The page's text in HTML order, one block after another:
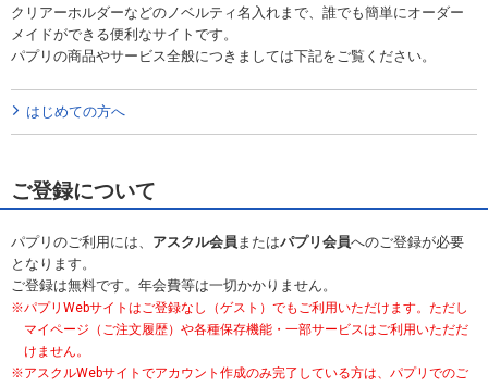
クリアーホルダーなどのノベルティ名入れまで、誰でも簡単にオーダー
メイドができる便利なサイトです。
パプリの商品やサービス全般につきましては下記をご覧ください。
はじめての方へ
ご登録について
パプリのご利用には、 アスクル会員 またはパプリ会員へのご登録が必要
となります。
ご登録は無料です。年会費等は一切かかりません。
パプリWebサイトはご登録なし（ゲスト）でもご利用いただけます。ただし
マイページ（ご注文履歴）や各種保存機能・一部サービスはご利用いただだ
けません。
アスクルWebサイトでアカウント作成のみ完了している方は、パプリでのご